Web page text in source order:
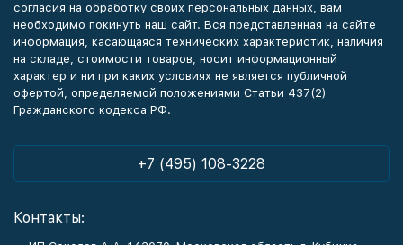
согласия на обработку своих персональных данных, вам
необходимо покинуть наш сайт. Вся представленная на сайте
информация, касающаяся технических характеристик, наличия
на складе, стоимости товаров, носит информационный
характер и ни при каких условиях не является публичной
офертой, определяемой положениями Статьи 437(2)
Гражданского кодекса РФ.
+7 (495) 108-3228
Контакты: